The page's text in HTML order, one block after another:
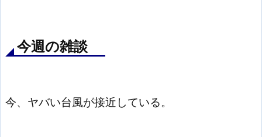
今週の雑談
今、ヤバい台風が接近している。